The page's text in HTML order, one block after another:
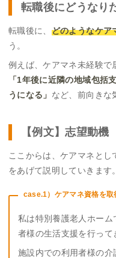
転職後にどうなり
転職後に、 どのようなケア
う。
例えば、ケアマネ未経験で
「1年後に近隣の地域包括
うになる」 など、前向きな
【例文】志望動機
ここからは、ケアマネとし
をあげて説明していきます。
case.1）ケアマネ資格を取
私は特別養護老人ホー
者様の生活支援を行って
施設内での利用者様の介